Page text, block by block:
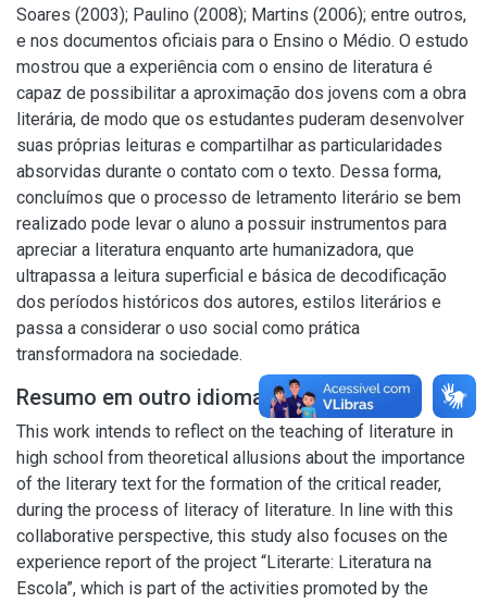
Soares (2003); Paulino (2008); Martins (2006); entre outros,
e nos documentos oficiais para o Ensino o Médio. O estudo
mostrou que a experiência com o ensino de literatura é
capaz de possibilitar a aproximação dos jovens com a obra
literária, de modo que os estudantes puderam desenvolver
suas próprias leituras e compartilhar as particularidades
absorvidas durante o contato com o texto. Dessa forma,
concluímos que o processo de letramento literário se bem
realizado pode levar o aluno a possuir instrumentos para
apreciar a literatura enquanto arte humanizadora, que
ultrapassa a leitura superficial e básica de decodificação
dos períodos históricos dos autores, estilos literários e
passa a considerar o uso social como prática
transformadora na sociedade.
Resumo em outro idioma
This work intends to reflect on the teaching of literature in
high school from theoretical allusions about the importance
of the literary text for the formation of the critical reader,
during the process of literacy of literature. In line with this
collaborative perspective, this study also focuses on the
experience report of the project “Literarte: Literatura na
Escola”, which is part of the activities promoted by the